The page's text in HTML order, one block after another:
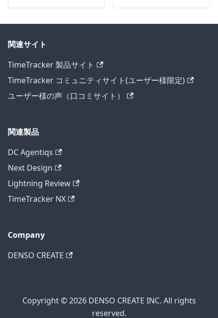
関連サイト
TimeTracker 製品サイト
TimeTracker コミュニティサイト(ユーザー様限定)
ユーザー様の声（口コミサイト）
関連製品
DC Agentiqs
Next Design
Lightning Review
TimeTracker NX
Company
DENSO CREATE
Copyright © 2026 DENSO CREATE INC. All rights
reserved.